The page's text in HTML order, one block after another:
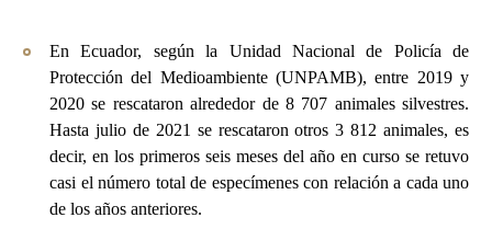
En Ecuador, según la Unidad Nacional de Policía de
Protección del Medioambiente (UNPAMB), entre 2019 y
2020 se rescataron alrededor de 8 707 animales silvestres.
Hasta julio de 2021 se rescataron otros 3 812 animales, es
decir, en los primeros seis meses del año en curso se retuvo
casi el número total de especímenes con relación a cada uno
de los años anteriores.